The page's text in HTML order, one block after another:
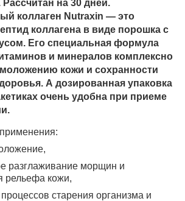
на 30 дней.
коллаген Nutraxin — это
коллагена в виде порошка с
Его специальная формула
и минералов комплексно
кожи и сохранности
А дозированная упаковка
очень удобна при приеме
разглаживание морщин и
рельефа кожи,
старения организма и